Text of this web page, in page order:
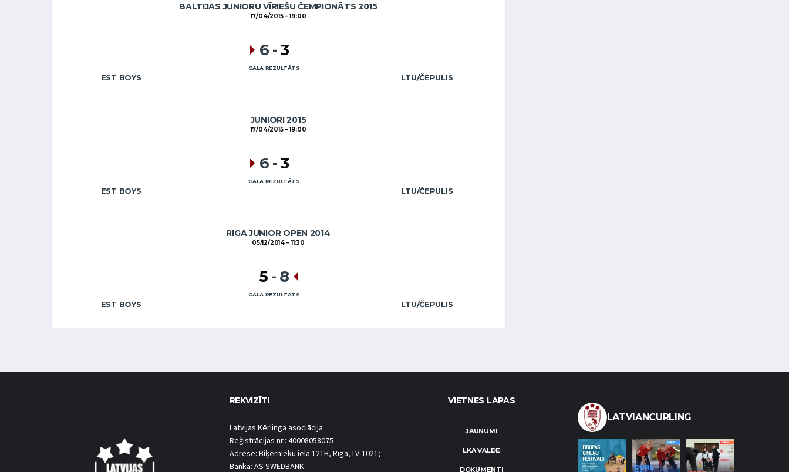
BALTIJAS JUNIORU VĪRIEŠU ČEMPIONĀTS 2015
17/04/2015 19:00
EST BOYS LTU/ČEPULIS
6 -3
GALA REZULTĀTS
JUNIORI 2015
17/04/2015 19:00
EST BOYS LTU/ČEPULIS
6 -3
GALA REZULTĀTS
RIGA JUNIOR OPEN 2014
05/12/2014 11:30
EST BOYS LTU/ČEPULIS
5 - 8
GALA REZULTĀTS
REKVIZĪTI
Latvijas Kērlinga asociācija
Reģistrācijas nr.: 40008058075
Adrese: Biķernieku iela 121H, Rīga, LV-1021;
Banka: AS SWEDBANK
VIETNES LAPAS
JAUNUMI
LKA VALDE
DOKUMENTI
LATVIANCURLING